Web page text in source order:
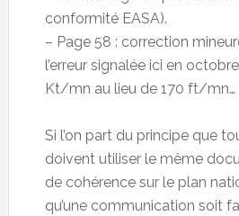
conformité EASA).
– Page 58 : correction
l’erreur signalée ici en
Kt/mn au lieu de 170 ft/mn…
Si l’on part du principe que
doivent utiliser le même
de cohérence sur le plan
qu’une communication soit